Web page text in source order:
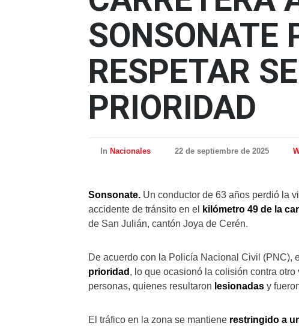
SONSONATE
RESPETAR
PRIORIDAD
In Nacionales 22 de septiembre de 2025
Sonsonate. Un conductor de 63 años perdió la
accidente de tránsito en el
kilómetro 49 de la
de San Julián, cantón Joya de Cerén.
De acuerdo con la Policía Nacional Civil (PNC),
prioridad , lo que ocasionó la colisión contra
personas, quienes resultaron lesionadas y
El tráfico en la zona se mantiene restringido a